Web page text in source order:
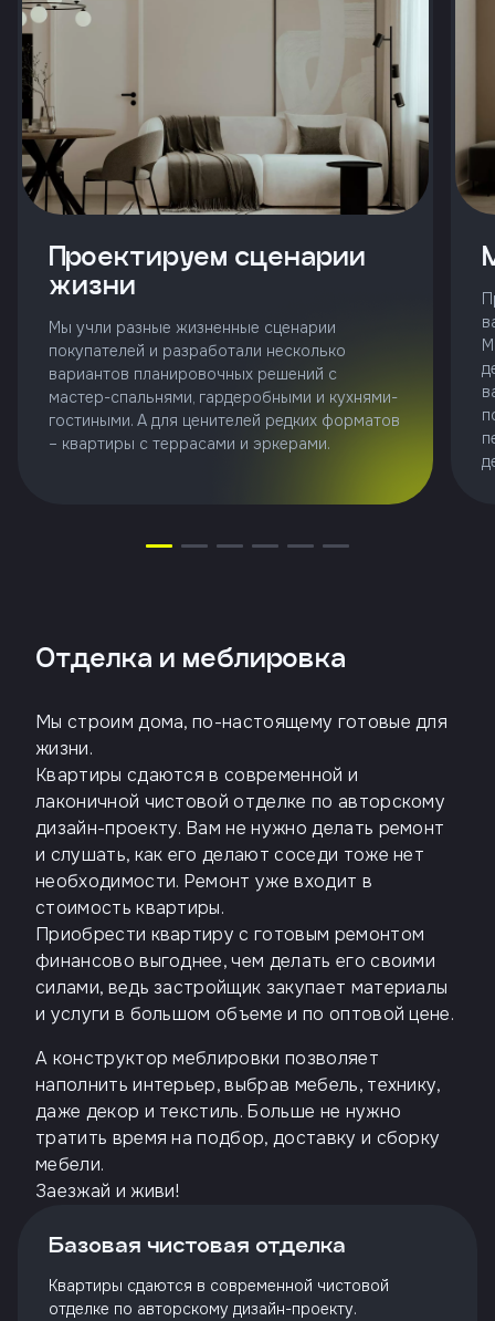
Проектируем сценарии
жизни
Мы учли разные жизненные сценарии
покупателей и разработали несколько
вариантов планировочных решений с
мастер-спальнями, гардеробными и кухнями-
гостиными. А для ценителей редких форматов
– квартиры с террасами и эркерами.
Отделка и меблировка
Мы строим дома, по-настоящему готовые для
жизни.
Квартиры сдаются в современной и
лаконичной чистовой отделке по авторскому
дизайн-проекту. Вам не нужно делать ремонт
и слушать, как его делают соседи тоже нет
необходимости. Ремонт уже входит в
стоимость квартиры.
Приобрести квартиру с готовым ремонтом
финансово выгоднее, чем делать его своими
силами, ведь застройщик закупает материалы
и услуги в большом объеме и по оптовой цене.
А конструктор меблировки позволяет
наполнить интерьер, выбрав мебель, технику,
даже декор и текстиль. Больше не нужно
тратить время на подбор, доставку и сборку
мебели.
Заезжай и живи!
Базовая чистовая отделка
Квартиры сдаются в современной чистовой
отделке по авторскому дизайн-проекту.
с
политики
конфиденциальности
(343)
Заказать
звонок